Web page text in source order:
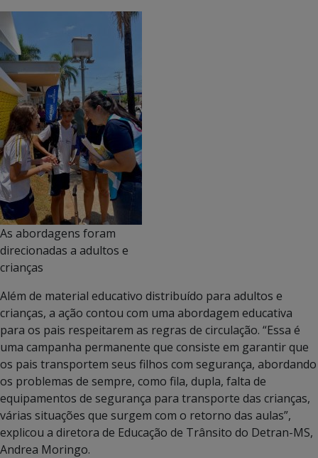
As abordagens foram
direcionadas a adultos e
crianças
Além de material educativo distribuído para adultos e
crianças, a ação contou com uma abordagem educativa
para os pais respeitarem as regras de circulação. “Essa é
uma campanha permanente que consiste em garantir que
os pais transportem seus filhos com segurança, abordando
os problemas de sempre, como fila, dupla, falta de
equipamentos de segurança para transporte das crianças,
várias situações que surgem com o retorno das aulas”,
explicou a diretora de Educação de Trânsito do Detran-MS,
Andrea Moringo.